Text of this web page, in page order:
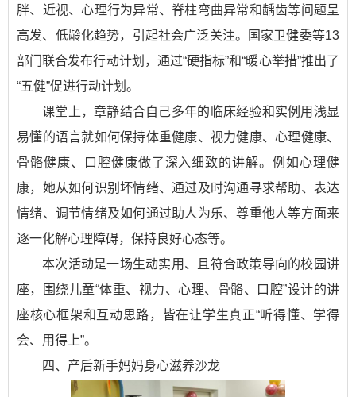
胖、近视、心理行为异常、脊柱弯曲异常和龋齿等问题呈
高发、低龄化趋势，引起社会广泛关注。国家卫健委等13
部门联合发布行动计划，通过“硬指标”和“暖心举措”推出了
“五健”促进行动计划。
课堂上，章静结合自己多年的临床经验和实例用浅显
易懂的语言就如何保持体重健康、视力健康、心理健康、
骨骼健康、口腔健康做了深入细致的讲解。例如心理健
康，她从如何识别坏情绪、通过及时沟通寻求帮助、表达
情绪、调节情绪及如何通过助人为乐、尊重他人等方面来
逐一化解心理障碍，保持良好心态等。
本次活动是一场生动实用、且符合政策导向的校园讲
座，围绕儿童“体重、视力、心理、骨骼、口腔”设计的讲
座核心框架和互动思路，皆在让学生真正“听得懂、学得
会、用得上”。
四、产后新手妈妈身心滋养沙龙